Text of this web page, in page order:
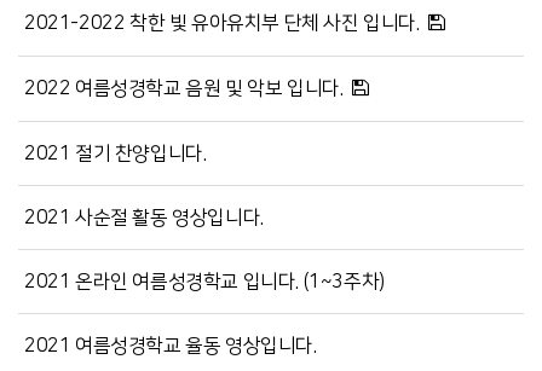
2021-2022 착한 빛 유아유치부 단체 사진 입니다.
2022 여름성경학교 음원 및 악보 입니다.
2021 절기 찬양입니다.
2021 사순절 활동 영상입니다.
2021 온라인 여름성경학교 입니다. (1~3주차)
2021 여름성경학교 율동 영상입니다.